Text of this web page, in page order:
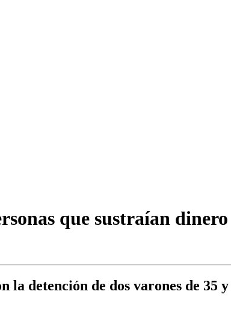
que sustraían
detención de dos varones de 35 y